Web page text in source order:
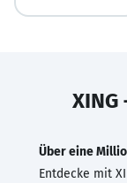
Über eine
Entdecke mit